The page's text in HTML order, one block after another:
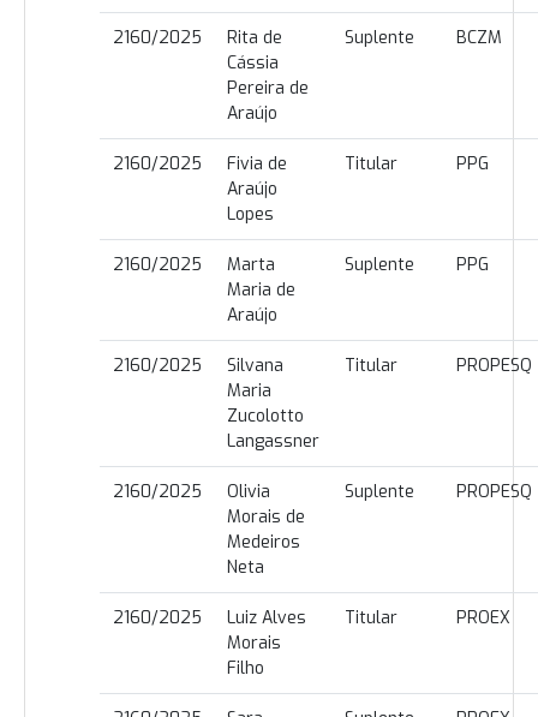
2160/2025
Rita de
Cássia
Pereira de
Araújo
Suplente BCZM
2160/2025
Fivia de
Araújo
Lopes
Titular PPG
2160/2025
Marta
Maria de
Araújo
Suplente PPG
2160/2025
Silvana
Maria
Zucolotto
Langassner
Titular PROPESQ
2160/2025
Olivia
Morais de
Medeiros
Neta
Suplente PROPESQ
2160/2025
Luiz Alves
Morais
Filho
Titular PROEX